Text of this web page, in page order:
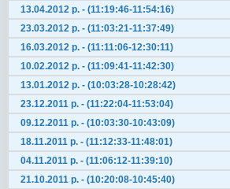
13.04.2012 р. - (11:19:46-11:54:16)
23.03.2012 р. - (11:03:21-11:37:49)
16.03.2012 р. - (11:11:06-12:30:11)
10.02.2012 р. - (11:09:41-11:42:30)
13.01.2012 р. - (10:03:28-10:28:42)
23.12.2011 р. - (11:22:04-11:53:04)
09.12.2011 р. - (10:03:30-10:43:09)
18.11.2011 р. - (11:12:33-11:48:01)
04.11.2011 р. - (11:06:12-11:39:10)
21.10.2011 р. - (10:20:08-10:45:40)